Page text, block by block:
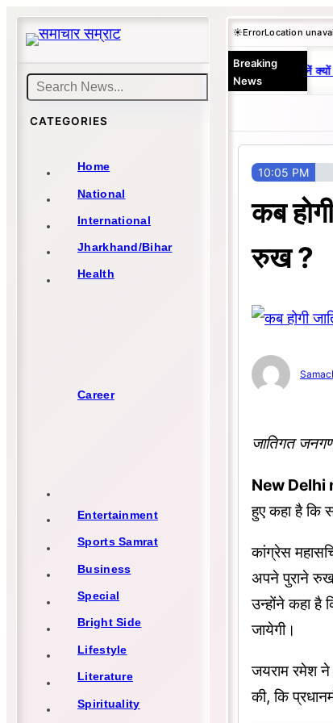
Skip
content
Search
CATEGORIES
Home
National
International
Jharkhand/Bihar
Health
Career
Entertainment
Sports Samrat
Business
Special
Bright Side
Lifestyle
Literature
Spirituality
☀️ErrorLocation
Breaking
News
25 वर्षों से एकछत्र मनोज-विनय राज : जानें क्यों
10:05 PM
कब
रुख ?
जातिगत
New Delhi
हुए कहा है कि
कांग्रेस
अपने पुराने रुख
उन्होंने कहा
जायेगी।
जयराम रमेश ने
की, कि